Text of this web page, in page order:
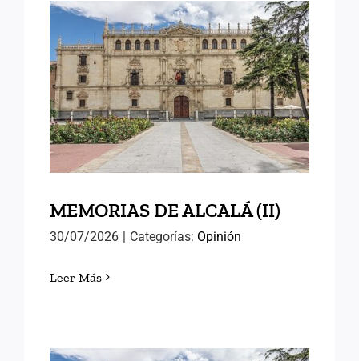
MEMORIAS DE ALCALÁ (II)
MEMORIAS DE ALCALÁ (II)
30/07/2026 | Categorías: Opinión
Leer Más